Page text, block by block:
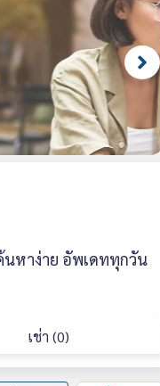
นหาง่าย อัพเดททุกวัน
เช่า (0)